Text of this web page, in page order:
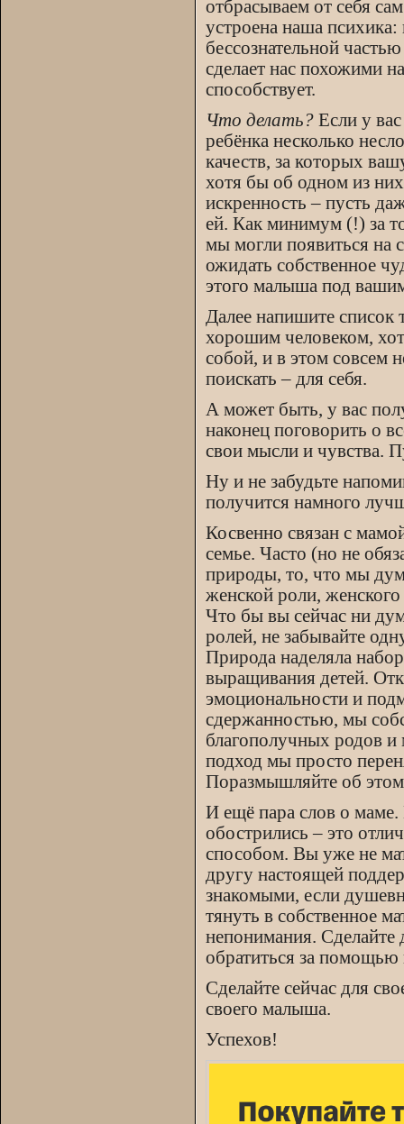
отбрасываем от себя
устроена наша
бессознательной
сделает нас похожими
способствует.
Что делать? Если у
ребёнка несколько
качеств, за которых
хотя бы об одном из
искренность – пусть
ей. Как минимум (!) за
мы могли появиться на
ожидать собственное
этого малыша под
Далее напишите список
хорошим человеком,
собой, и в этом совсем
поискать – для себя.
А может быть, у вас
наконец поговорить о
свои мысли и чувства.
Ну и не забудьте
получится намного
Косвенно связан с
семье. Часто (но не
природы, то, что мы
женской роли,
Что бы вы сейчас ни
ролей, не забывайте
Природа наделяла
выращивания детей.
эмоциональности и
сдержанностью, мы
благополучных родов и
подход мы просто
Поразмышляйте об
И ещё пара слов о
обострились – это
способом. Вы уже не
другу настоящей
знакомыми, если
тянуть в собственное
непонимания. Сделайте
обратиться за помощью
Сделайте сейчас для
своего малыша.
Успехов!